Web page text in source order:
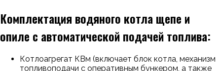
Комплектация водяного котла щепе и
опиле с автоматической подачей топлива:
Котлоагрегат КВм (включает блок котла, механизм
топливоподачи с оперативным бункером, а также